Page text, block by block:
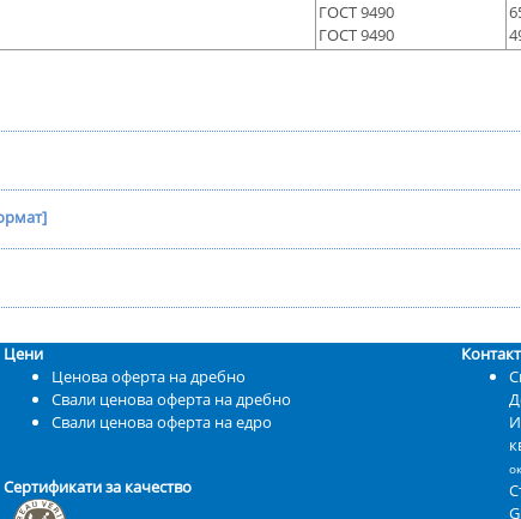
ГОСТ 9490
ГОСТ 9490
Цени
Ценова оферта на дребно
Свали ценова оферта на дребно
Свали ценова оферта на едро
Сертификати за качество